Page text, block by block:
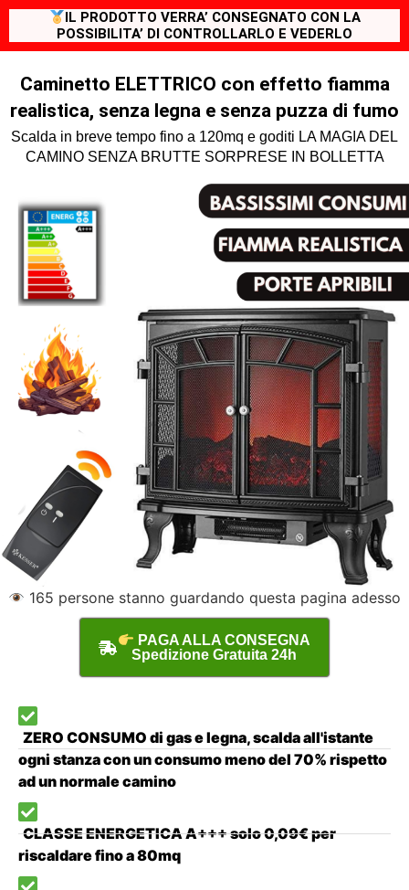
IL PRODOTTO VERRA’ CONSEGNATO CON LA
POSSIBILITA’ DI CONTROLLARLO E VEDERLO
Caminetto ELETTRICO con effetto fiamma
realistica, senza legna e senza puzza di fumo
Scalda in breve tempo fino a 120mq e goditi LA MAGIA DEL
CAMINO SENZA BRUTTE SORPRESE IN BOLLETTA
165 persone stanno guardando questa pagina adesso
PAGA ALLA CONSEGNA
Spedizione Gratuita 24h
ZERO CONSUMO di gas e legna, scalda all'istante
ogni stanza con un consumo meno del 70% rispetto
ad un normale camino
CLASSE ENERGETICA A+++ solo 0,09€ per
riscaldare fino a 80mq